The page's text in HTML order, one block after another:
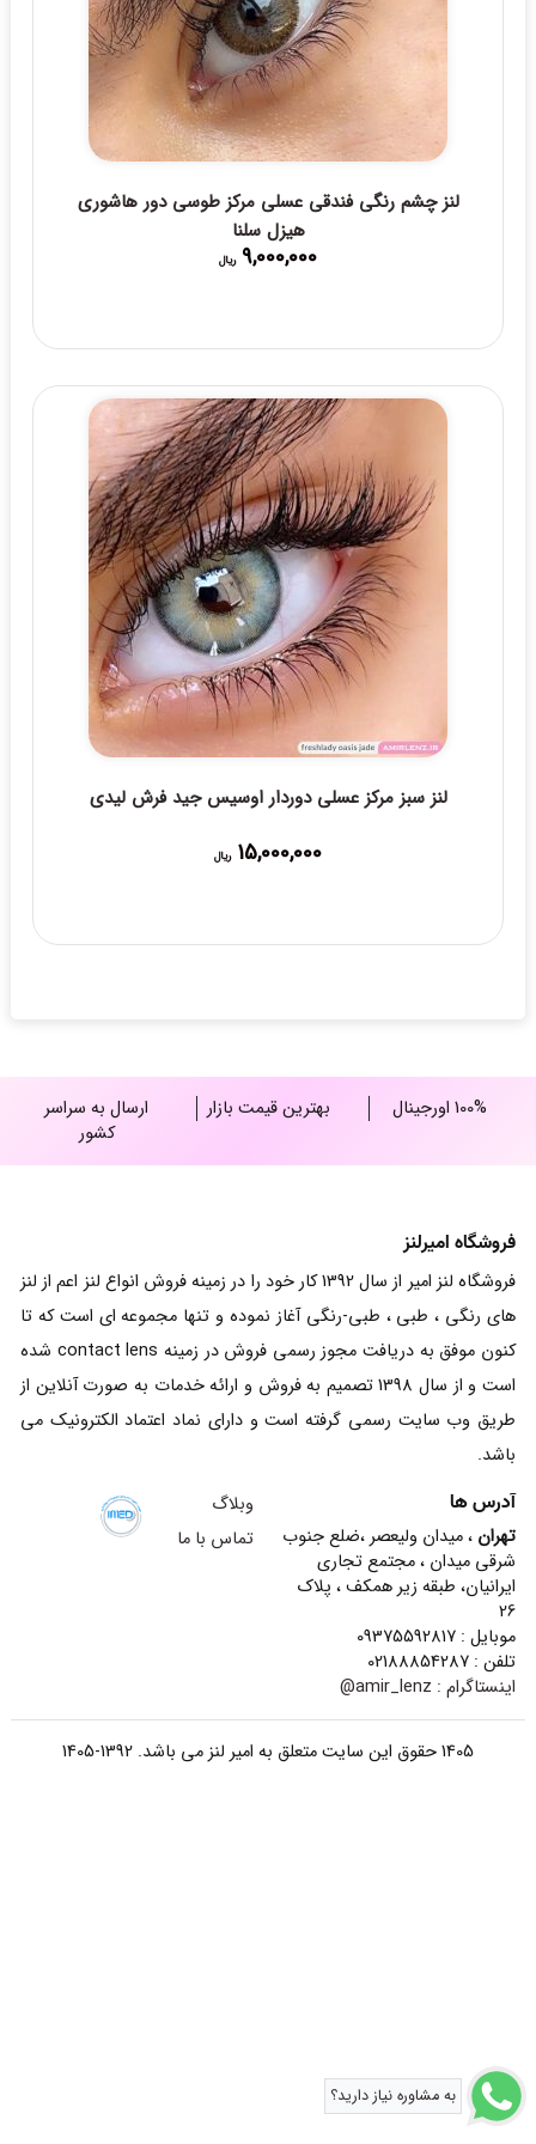
لنز چشم رنگی فندقی عسلی مرکز طوسی دور هاشوری
هیزل سلنا
9,000,000 ریال
لنز سبز مرکز عسلی دوردار اوسیس جید فرش لیدی
15,000,000 ریال
100% اورجینال بهترین قیمت بازار
ارسال به سراسر
کشور
فروشگاه امیرلنز
فروشگاه لنز امیر از سال 1392 کار خود را در زمینه فروش انواع لنز اعم از لنز
های رنگی ، طبی ، طبی-رنگی آغاز نموده و تنها مجموعه ای است که تا
کنون موفق به دریافت مجوز رسمی فروش در زمینه contact lens شده
است و از سال 1398 تصمیم به فروش و ارائه خدمات به صورت آنلاین از
طریق وب سایت رسمی گرفته است و دارای نماد اعتماد الکترونیک می
باشد.
آدرس ها
تهران ، میدان ولیعصر ،ضلع جنوب
شرقی میدان ، مجتمع تجاری
ایرانیان، طبقه زیر همکف ، پلاک
26
موبایل : 09375592817
تلفن : 02188854287
اینستاگرام : amir_lenz@
وبلاگ
تماس با ما
1405 حقوق این سایت متعلق به امیر لنز می باشد. 1392-1405
به مشاوره نیاز دارید؟